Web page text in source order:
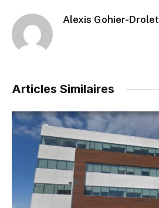
Alexis Gohier-Drolet
Articles Similaires